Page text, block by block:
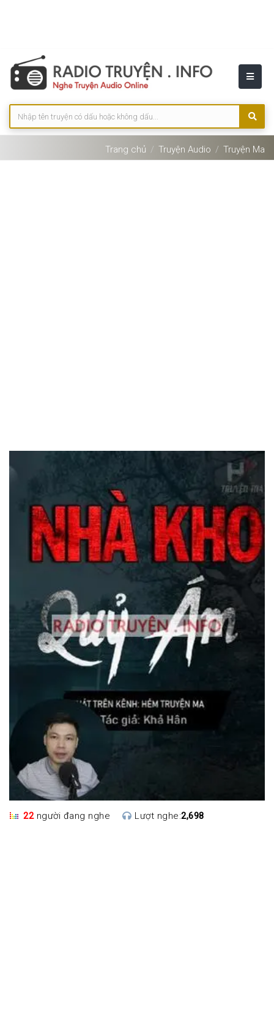
Trang chủ Truyện Audio Truyện Ma
22người đang nghe Lượt nghe:2,698